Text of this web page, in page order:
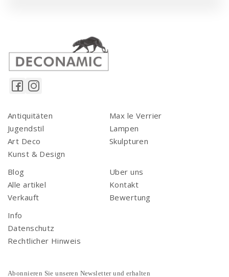
Antiquitäten
Jugendstil
Art Deco
Kunst & Design
Max le Verrier
Lampen
Skulpturen
Blog
Alle artikel
Verkauft
Uber uns
Kontakt
Bewertung
Info
Datenschutz
Rechtlicher Hinweis
Abonnieren Sie unseren Newsletter und erhalten